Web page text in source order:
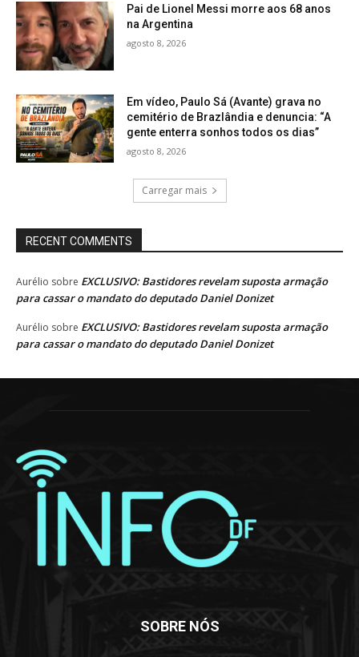
Pai de Lionel Messi morre aos 68 anos
na Argentina
agosto 8, 2026
Em vídeo, Paulo Sá (Avante) grava no
cemitério de Brazlândia e denuncia: “A
gente enterra sonhos todos os dias”
agosto 8, 2026
Carregar mais
RECENT COMMENTS
Aurélio sobre EXCLUSIVO: Bastidores revelam suposta armação
para cassar o mandato do deputado Daniel Donizet
Aurélio sobre EXCLUSIVO: Bastidores revelam suposta armação
para cassar o mandato do deputado Daniel Donizet
SOBRE NÓS